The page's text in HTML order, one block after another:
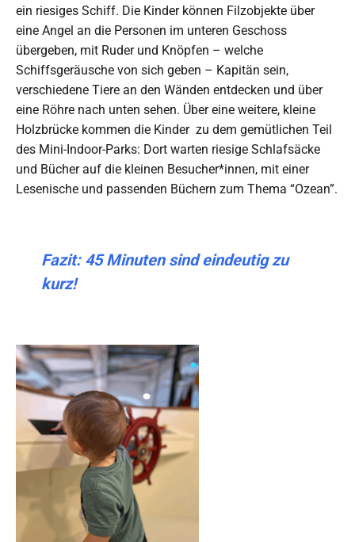
ein riesiges Schiff. Die Kinder können Filzobjekte über
eine Angel an die Personen im unteren Geschoss
übergeben, mit Ruder und Knöpfen – welche
Schiffsgeräusche von sich geben – Kapitän sein,
verschiedene Tiere an den Wänden entdecken und über
eine Röhre nach unten sehen. Über eine weitere, kleine
Holzbrücke kommen die Kinder zu dem gemütlichen Teil
des Mini-Indoor-Parks: Dort warten riesige Schlafsäcke
und Bücher auf die kleinen Besucher*innen, mit einer
Lesenische und passenden Büchern zum Thema “Ozean”.
Fazit: 45 Minuten sind eindeutig zu
kurz!